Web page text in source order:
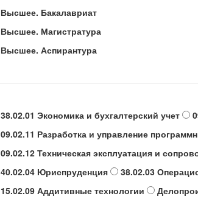
Высшее. Бакалавриат
Высшее. Магистратура
Высшее. Аспирантура
38.02.01 Экономика и бухгалтерский учет
09.02.11 Разработка и управление
09.02.12 Техническая эксплуатация и
40.02.04 Юриспруденция
38.02.03
15.02.09 Аддитивные технологии